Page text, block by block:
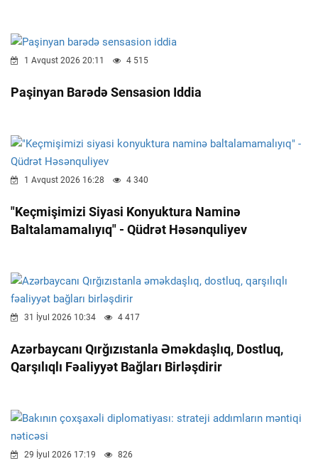
1 Avqust 2026 20:11 4 515
Paşinyan Barədə Sensasion Iddia
1 Avqust 2026 16:28 4 340
"Keçmişimizi Siyasi Konyuktura Naminə
Baltalamamalıyıq" - Qüdrət Həsənquliyev
31 İyul 2026 10:34 4 417
Azərbaycanı Qırğızıstanla Əməkdaşlıq, Dostluq,
Qarşılıqlı Fəaliyyət Bağları Birləşdirir
29 İyul 2026 17:19 826